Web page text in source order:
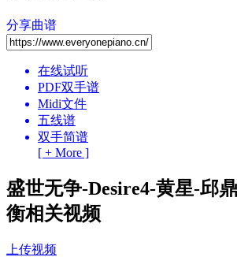
分享曲谱
在线试听
PDF双手谱
Midi文件
五线谱
双手简谱
[ + More ]
盛世无争-Desire4-黄星-邱
衡相关视频
上传视频